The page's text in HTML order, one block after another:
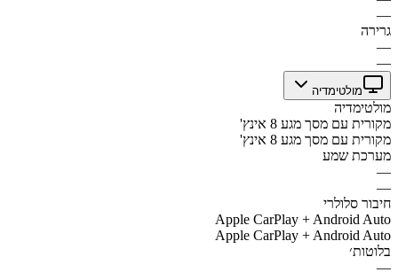
—
גרירה
—
—
מולטימדיה
מולטימדיה
מקורית עם מסך מגע 8 אינץ'
מקורית עם מסך מגע 8 אינץ'
מערכת שמע
—
—
חיבור סלולרי
Apple CarPlay + Android Auto
Apple CarPlay + Android Auto
בלוטות׳
—